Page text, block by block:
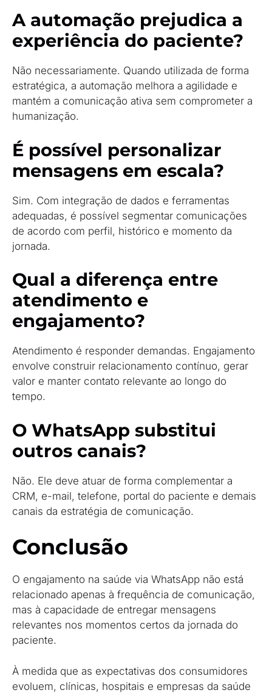
A automação prejudica a
experiência do paciente?
Não necessariamente. Quando utilizada de forma
estratégica, a automação melhora a agilidade e
mantém a comunicação ativa sem comprometer a
humanização.
É possível personalizar
mensagens em escala?
Sim. Com integração de dados e ferramentas
adequadas, é possível segmentar comunicações
de acordo com perfil, histórico e momento da
jornada.
Qual a diferença entre
atendimento e
engajamento?
Atendimento é responder demandas. Engajamento
envolve construir relacionamento contínuo, gerar
valor e manter contato relevante ao longo do
tempo.
O WhatsApp substitui
outros canais?
Não. Ele deve atuar de forma complementar a
CRM, e-mail, telefone, portal do paciente e demais
canais da estratégia de comunicação.
Conclusão
O engajamento na saúde via WhatsApp não está
relacionado apenas à frequência de comunicação,
mas à capacidade de entregar mensagens
relevantes nos momentos certos da jornada do
paciente.
À medida que as expectativas dos consumidores
evoluem, clínicas, hospitais e empresas da saúde